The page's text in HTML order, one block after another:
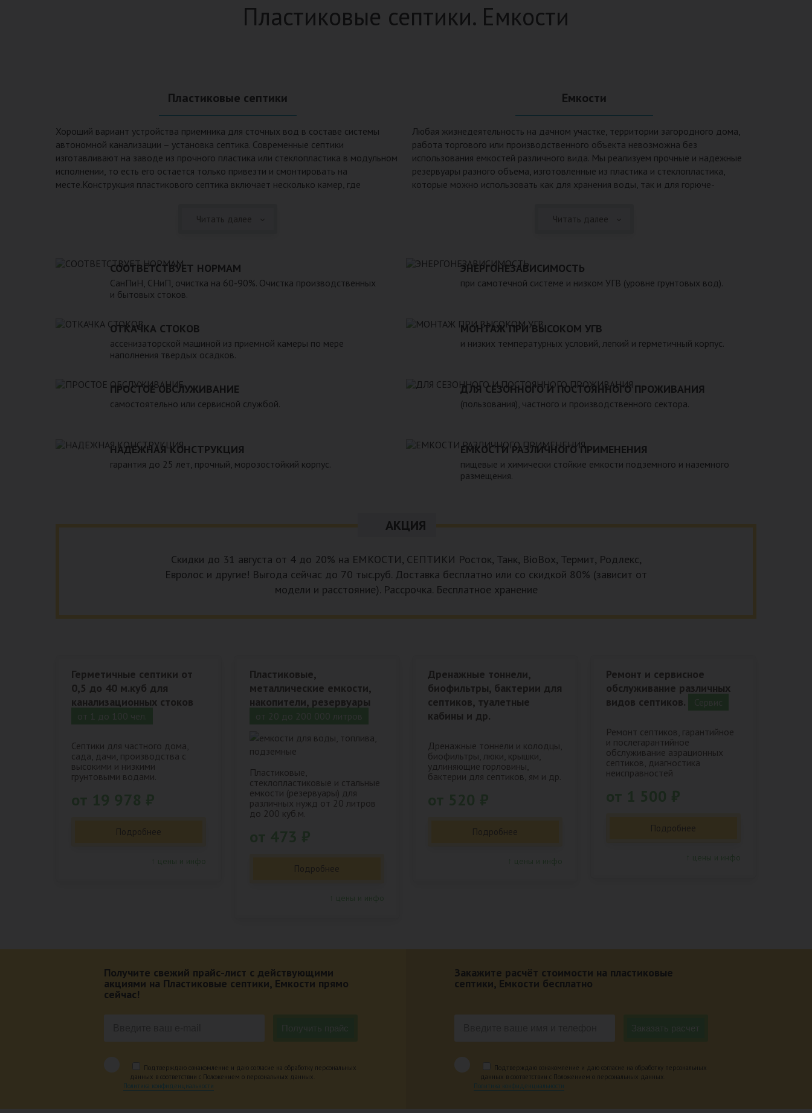
Пластиковые септики. Емкости
Пластиковые септики
Хороший вариант устройства приемника для сточных вод в составе системы
автономной канализации – установка септика. Современные септики
изготавливают на заводе из прочного пластика или стеклопластика в модульном
исполнении, то есть его остается только привезти и смонтировать на
месте.Конструкция пластикового септика включает несколько камер, где
эксплуатационные качества: 1. Прочный корпус способен выдержать давление
или грунтовых водах. 3. Может эксплуатироваться при больших перепадах
температур и любом морозе в зимнее время. 4. Герметичен, что исключает
неприятные запахи и позволяет эксплуатацию при высоком уровне грунтовых
необходимость периодической очистки септика с помощью ассенизаторской
службы, для чего при его установке необходимо предусмотреть удобный
подъезд для машины. При подборе септика нужно рассчитать объем стоков в
Читать далее
Емкости
Любая жизнедеятельность на дачном участке, территории загородного дома,
работа торгового или производственного объекта невозможна без
использования емкостей различного вида. Мы реализуем прочные и надежные
резервуары разного объема, изготовленные из пластика и стеклопластика,
которые можно использовать как для хранения воды, так и для горюче-
пластиковых емкостей: 1. Неподверженность коррозии, устойчивость к
3. Долговечность – срок эксплуатации исчисляется десятками лет. 4.
Несложность монтажа – емкость устанавливается на подготовленном месте в
течение нескольких часов. 5. Простота обслуживания.В ассортименте продукции,
полном соответствии с Государственными стандартами, санитарно-
гигиеническими и другими нормативами.
Читать далее
СООТВЕТСТВУЕТ НОРМАМ
СанПиН, СНиП, очистка на 60-90%. Очистка производственных
и бытовых стоков.
ЭНЕРГОНЕЗАВИСИМОСТЬ
при самотечной системе и низком УГВ (уровне грунтовых вод).
ОТКАЧКА СТОКОВ
ассенизаторской машиной из приемной камеры по мере
наполнения твердых осадков.
МОНТАЖ ПРИ ВЫСОКОМ УГВ
и низких температурных условий, легкий и герметичный корпус.
ПРОСТОЕ ОБСЛУЖИВАНИЕ
самостоятельно или сервисной службой.
ДЛЯ СЕЗОННОГО И ПОСТОЯННОГО ПРОЖИВАНИЯ
(пользования), частного и производственного сектора.
НАДЕЖНАЯ КОНСТРУКЦИЯ
гарантия до 25 лет, прочный, морозостойкий корпус.
ЕМКОСТИ РАЗЛИЧНОГО ПРИМЕНЕНИЯ
пищевые и химически стойкие емкости подземного и наземного
размещения.
АКЦИЯ
Скидки до 31 августа от 4 до 20% на ЕМКОСТИ, СЕПТИКИ Росток, Танк, BioBox, Термит, Родлекс,
Евролос и другие! Выгода сейчас до 70 тыс.руб. Доставка бесплатно или со скидкой 80% (зависит от
модели и расстояние). Рассрочка. Бесплатное хранение
Герметичные септики от
0,5 до 40 м.куб для
канализационных стоков
Септики для частного дома,
сада, дачи, производства с
высокими и низкими
грунтовыми водами.
Подробнее
Пластиковые,
металлические емкости,
накопители, резервуары
Пластиковые,
стеклопластиковые и стальные
емкости (резервуары) для
различных нужд от 20 литров
до 200 куб.м.
Подробнее
Дренажные тоннели,
биофильтры, бактерии для
септиков, туалетные
кабины и др.
Дренажные тоннели и колодцы,
биофильтры, люки, крышки,
удлиняющие горловины,
бактерии для септиков, ям и др.
Подробнее
Ремонт и сервисное
обслуживание различных
видов септиков.
Ремонт септиков, гарантийное
и послегарантийное
обслуживание аэрационных
септиков, диагностика
неисправностей
Подробнее
Получите свежий прайс-лист с действующими
акциями на Пластиковые септики, Емкости прямо
сейчас!
Подтверждаю ознакомление и даю согласие на обработку персональных
данных в соответствии с Положением о персональных данных.
Политика конфиденциальности
Закажите расчёт стоимости на пластиковые
септики, Емкости бесплатно
Подтверждаю ознакомление и даю согласие на обработку персональных
данных в соответствии с Положением о персональных данных.
Политика конфиденциальности